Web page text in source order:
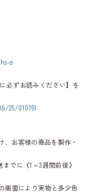
e
必ずお読みください】を
25/010751
お客様の商品を製作・
でに《1～3週間前後》
画面により実物と多少色